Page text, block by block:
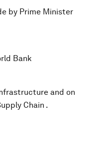
by Prime Minister
Bank
and on
Chain .